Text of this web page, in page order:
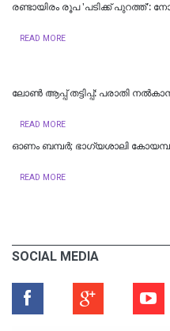
രണ്ടായിരം രൂപ 'പടിക്ക് പുറത്ത്':
READ MORE
ലോൺ ആപ്പ് തട്ടിപ്പ്: പരാതി
READ MORE
ഓണം ബമ്പർ; ഭാഗ്യശാലി
READ MORE
SOCIAL MEDIA